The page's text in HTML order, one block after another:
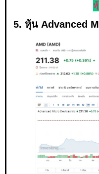
5. หุ้น Advanced